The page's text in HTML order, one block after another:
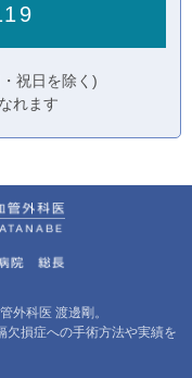
祝日を除く)
れます
外科医 渡邊剛。
欠損症への手術方法や実績を